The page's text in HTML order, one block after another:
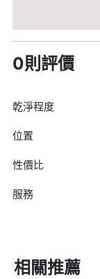
0則評價
乾淨程度
位置
性價比
服務
相關推薦